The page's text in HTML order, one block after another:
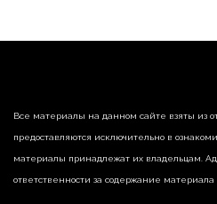
Все материалы на данном сайте взяты из
предоставляются исключительно в
материалы принадлежат их владельцам.
ответственности за содержание материала